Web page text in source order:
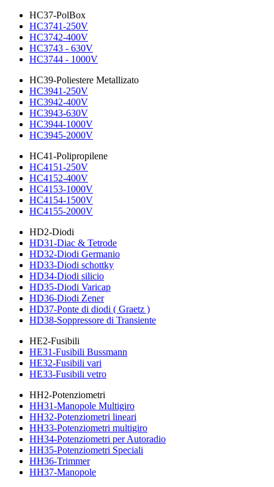
HC37-PolBox
HC3741-250V
HC3742-400V
HC3743 - 630V
HC3744 - 1000V
HC39-Poliestere Metallizato
HC3941-250V
HC3942-400V
HC3943-630V
HC3944-1000V
HC3945-2000V
HC41-Polipropilene
HC4151-250V
HC4152-400V
HC4153-1000V
HC4154-1500V
HC4155-2000V
HD2-Diodi
HD31-Diac & Tetrode
HD32-Diodi Germanio
HD33-Diodi schottky
HD34-Diodi silicio
HD35-Diodi Varicap
HD36-Diodi Zener
HD37-Ponte di diodi ( Graetz )
HD38-Soppressore di Transiente
HE2-Fusibili
HE31-Fusibili Bussmann
HE32-Fusibili vari
HE33-Fusibili vetro
HH2-Potenziometri
HH31-Manopole Multigiro
HH32-Potenziometri lineari
HH33-Potenziometri multigiro
HH34-Potenziometri per Autoradio
HH35-Potenziometri Speciali
HH36-Trimmer
HH37-Manopole